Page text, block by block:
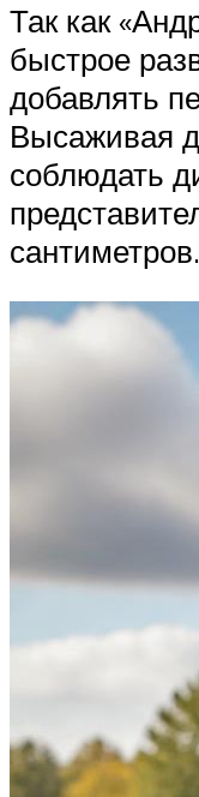
Так как
быстрое
добавлять
Высаживая
соблюдать
сантиметров.